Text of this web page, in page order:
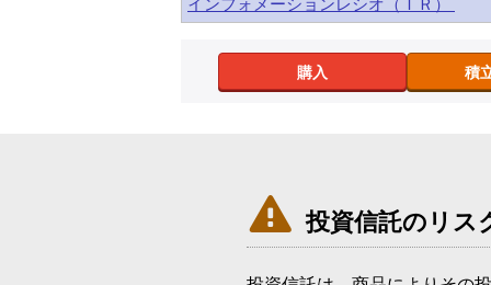
インフォメーションレシオ（ＩＲ）
購入 積
 投資信託のリス